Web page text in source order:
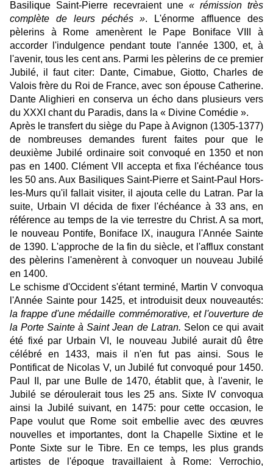
Basilique Saint-Pierre recevraient une « rémission très
complète de leurs péchés ». L'énorme affluence des
pèlerins à Rome amenèrent le Pape Boniface VIII à
accorder l'indulgence pendant toute l'année 1300, et, à
l'avenir, tous les cent ans. Parmi les pèlerins de ce premier
Jubilé, il faut citer: Dante, Cimabue, Giotto, Charles de
Valois frère du Roi de France, avec son épouse Catherine.
Dante Alighieri en conserva un écho dans plusieurs vers
du XXXI chant du Paradis, dans la « Divine Comédie ».
Après le transfert du siège du Pape à Avignon (1305-1377)
de nombreuses demandes furent faites pour que le
deuxième Jubilé ordinaire soit convoqué en 1350 et non
pas en 1400. Clément VII accepta et fixa l'échéance tous
les 50 ans. Aux Basiliques Saint-Pierre et Saint-Paul Hors-
les-Murs qu'il fallait visiter, il ajouta celle du Latran. Par la
suite, Urbain VI décida de fixer l'échéance à 33 ans, en
référence au temps de la vie terrestre du Christ. A sa mort,
le nouveau Pontife, Boniface IX, inaugura l'Année Sainte
de 1390. L'approche de la fin du siècle, et l'afflux constant
des pèlerins l'amenèrent à convoquer un nouveau Jubilé
en 1400.
Le schisme d'Occident s'étant terminé, Martin V convoqua
l'Année Sainte pour 1425, et introduisit deux nouveautés:
la frappe d'une médaille commémorative, et l'ouverture de
la Porte Sainte à Saint Jean de Latran. Selon ce qui avait
été fixé par Urbain VI, le nouveau Jubilé aurait dû être
célébré en 1433, mais il n'en fut pas ainsi. Sous le
Pontificat de Nicolas V, un Jubilé fut convoqué pour 1450.
Paul II, par une Bulle de 1470, établit que, à l'avenir, le
Jubilé se déroulerait tous les 25 ans. Sixte IV convoqua
ainsi la Jubilé suivant, en 1475: pour cette occasion, le
Pape voulut que Rome soit embellie avec des œuvres
nouvelles et importantes, dont la Chapelle Sixtine et le
Ponte Sixte sur le Tibre. En ce temps, les plus grands
artistes de l'époque travaillaient à Rome: Verrochio,